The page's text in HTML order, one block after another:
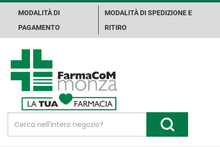
Passa
contenuto
MODALITÀ DI
PAGAMENTO
MODALITÀ DI SPEDIZIONE E
RITIRO
Farma.Co.M.
Spa
Prodotto
Cerca Prodotto